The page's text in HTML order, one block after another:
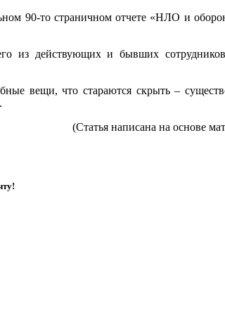
90-то страничном отчете «НЛО и
из действующих и бывших
вещи, что стараются скрыть –
(Статья написана на основе